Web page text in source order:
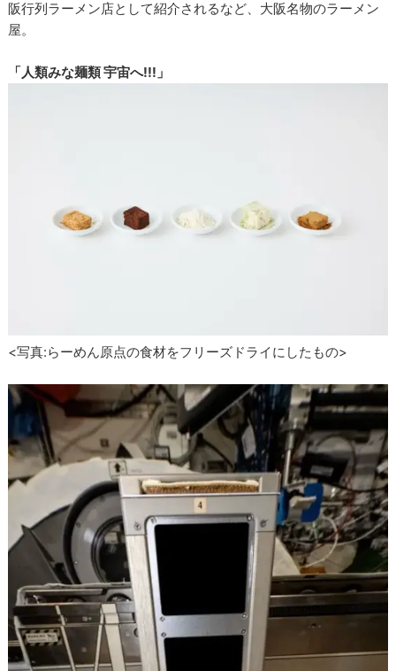
阪行列ラーメン店として紹介されるなど、大阪名物のラーメン
屋。
「人類みな麺類 宇宙へ!!!」
<写真:らーめん原点の食材をフリーズドライにしたもの>